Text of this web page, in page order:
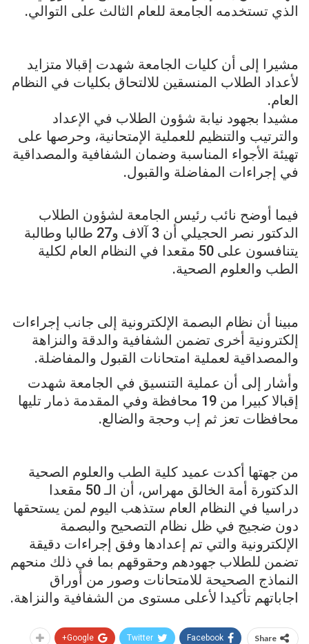
الذي تستخدمه الجامعة للعام الثالث على التوالي.
مشيرا إلى أن كليات الجامعة شهدت إقبالا متزايد
لأعداد الطلاب المنسقين للالتحاق بكليات في النظام
العام.
مشيدا بجهود نيابة شؤون الطلاب في الإعداد
والترتيب والتنظيم للعملية الإمتحانية، وحرصها على
تهيئة الأجواء المناسبة وضمان الشفافية والمصداقية
في إجراءات المفاضلة والقبول.
فيما أوضح نائب رئيس الجامعة لشؤون الطلاب
الدكتور نصر الحجيلي أن 3 آلاف و27 طالبا وطالبة
يتنافسون على 50 مقعدا في النظام العام لكلية
الطب والعلوم الصحية.
مبينا أن نظام البصمة الإلكترونية إلى جانب إجراءات
إلكترونية أخرى تضمن الشفافية والدقة والنزاهة
والمصداقية لعملية امتحانات القبول والمفاضلة.
وأشار إلى أن عملية التنسيق في الجامعة شهدت
إقبالا كبيرا من 19 محافظة وفي المقدمة ذمار تليها
محافظات تعز ثم إب وحجة والضالع.
من جهتها أكدت عميد كلية الطب والعلوم الصحية
الدكتورة أمة الخالق مهراس، أن الـ 50 مقعدا
دراسيا في النظام العام ستذهب اليوم لمن يستحقها
دون ضجيج في ظل نظام التصحيح والبصمة
الإلكترونية والتي تم إعدادها وفق إجراءات دقيقة
تضمن للطلاب جهودهم وحقوقهم بما في ذلك منحهم
النماذج الصحيحة للامتحانات وصور من أوراق
اجاباتهم تأكيدا لأعلى مستوى من الشفافية والنزاهة.
Share
Facebook
Twitter
Google+